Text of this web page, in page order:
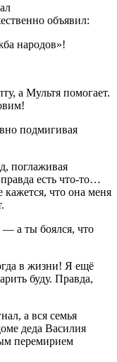
объявил:
народов»!
а Мультя помогает.
подмигивая
поглаживая
есть что-то…
что она меня
а ты боялся, что
в жизни! Я ещё
буду. Правда,
а вся семья
деда Василия
перемирием